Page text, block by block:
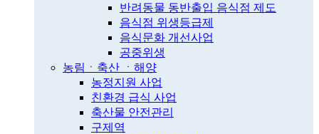
반려동물 동반출입 음식점 제도
음식점 위생등급제
음식문화 개선사업
공중위생
농림ㆍ축산 ㆍ해양
농정지원 사업
친환경 급식 사업
축산물 안전관리
구제역